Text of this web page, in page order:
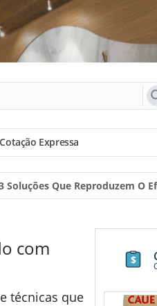
Cotação Expressa
Soluções Que Reproduzem O
com
técnicas que